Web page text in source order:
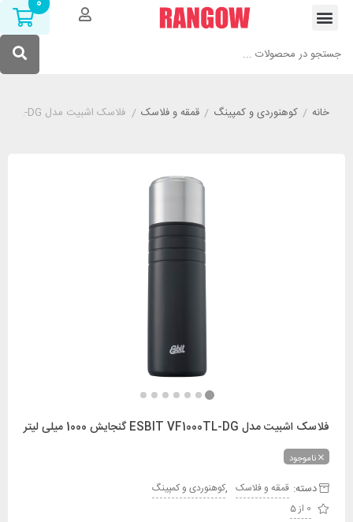
خانه/ کوهنوردی و کمپینگ/ قمقه و فلاسک/ فلاسک اشبیت مدل ESBIT VF1000TL-DG گنجایش 1000 میلی لیتر
فلاسک اشبیت مدل ESBIT VF1000TL-DG گنجایش 1000 میلی لیتر
ناموجود
دسته: قمقه و فلاسک
کوهنوردی و کمپینگ
0 از 5